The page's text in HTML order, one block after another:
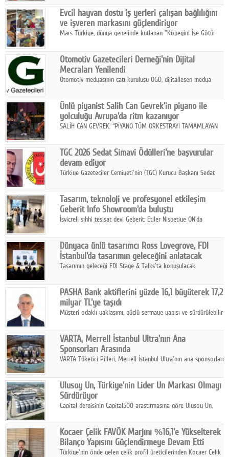
Google Plus
© 2026 TÜM HAKLARI SAKLIDIR
Fuarı'nda sektör profesyonelleri, iş ortakları, bayiler ve son
kullanıcılarla bir araya geldi.
Evcil hayvan dostu iş yerleri çalışan bağlılığını
ve işveren markasını güçlendiriyor
Mars Türkiye, dünya genelinde kutlanan "Köpeğini İşe Götür
çalışan bağlılığı, iyi olma hali ve işveren markası üzerindeki
etkisine dikkat çekti.
Otomotiv Gazetecileri Derneği'nin Dijital
Mecraları Yenilendi
Otomotiv medyasının çatı kuruluşu OGD, dijitalleşen medya
hedefiyle internet sitesini ve sosyal medya kanallarını yeniledi.
Ünlü piyanist Salih Can Gevrek'in piyano ile
yolculuğu Avrupa'da ritm kazanıyor
SALİH CAN GEVREK: “PİYANO TÜM ORKESTRAYI TAMAMLAYAN
ETKİ YARATIYOR"
TGC 2026 Sedat Simavi Ödülleri'ne başvurular
devam ediyor
Türkiye Gazeteciler Cemiyeti'nin (TGC) Kurucu Başkanı Sedat
Tasarım, teknoloji ve profesyonel etkileşim
Geberit Info Showroom'da buluştu
İsviçreli sıhhi tesisat devi Geberit; Etiler Nisbetiye ON'da
ortaklığıyla özel bir davete ev sahipliği yaptı.
Dünyaca ünlü tasarımcı Ross Lovegrove, FDI
İstanbul'da tasarımın geleceğini anlatacak
Tasarımın geleceği FDI Stage & Talks'ta konuşulacak.
PASHA Bank aktiflerini yüzde 16,1 büyüterek 17,2
milyar TL'ye taşıdı
Müşteri odaklı yaklaşımı, güçlü sermaye yapısı ve sürdürülebilir
yılının ilk yarısında güçlü finansal performansını korudu.
VARTA, Merrell İstanbul Ultra'nın Ana
Sponsorları Arasında
VARTA Tüketici Pilleri, Merrell İstanbul Ultra'nın ana sponsorları
enerjisine güç katıyor.
Ulusoy Un, Türkiye'nin Lider Un Markası Olmayı
Sürdürüyor
Capital dergisinin Capital500 araştırmasına göre Ulusoy Un,
hasılatıyla Türkiye'nin en büyük 83. firması oldu.
Kocaer Çelik FAVÖK Marjını %16,1'e Yükselterek
Bilanço Yapısını Güçlendirmeye Devam Etti
Türkiye'nin önde gelen çelik profil üreticilerinden Kocaer Çelik